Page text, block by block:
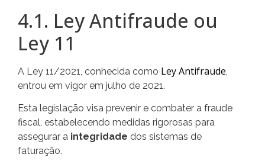
4.1. Ley Antifraude ou
Ley 11
A Ley 11/2021, conhecida como Ley Antifraude
entrou em vigor em julho de 2021.
Esta legislação visa prevenir e combater a fraude
fiscal, estabelecendo medidas rigorosas para
assegurar a integridade dos sistemas de
faturação.